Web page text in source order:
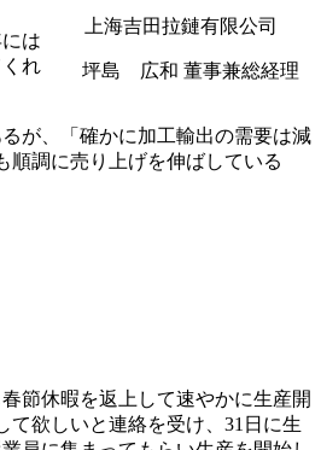
上海吉田拉鏈有限公司
坪島 広和 董事兼総経理
は
れ
が、「確かに加工輸出の需要は減
順調に売り上げを伸ばしている
節休暇を返上して速やかに生産開
欲しいと連絡を受け、31日に生